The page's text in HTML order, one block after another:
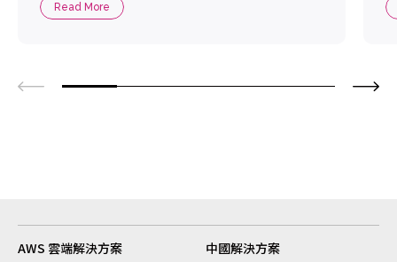
Read More
AWS 雲端解決方案 中國解決方案